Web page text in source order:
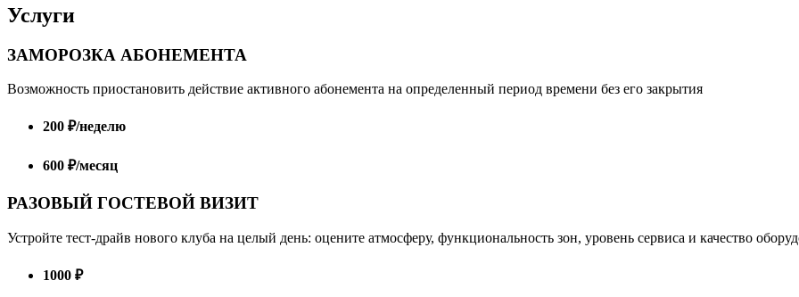
Услуги
ЗАМОРОЗКА АБОНЕМЕНТА
Возможность приостановить действие активного абонемента на определенный период времени без его закрытия
200 ₽/неделю
600 ₽/месяц
РАЗОВЫЙ ГОСТЕВОЙ ВИЗИТ
Устройте тест-драйв нового клуба на целый день: оцените атмосферу, функциональность зон, уровень сервиса и качество
1000 ₽